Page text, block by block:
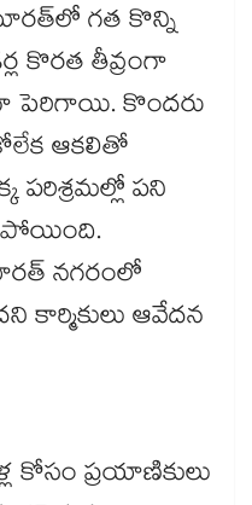
గత కొన్ని
కొరత తీవ్రంగా
పెరిగాయి. కొందరు
ఆకలితో
పరిశ్రమల్లో పని
నగరంలో
ఆవేదన
కోసం ప్రయాణికులు